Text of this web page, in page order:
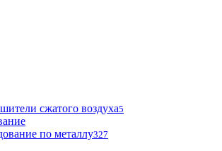
сжатого воздуха5
по металлу327